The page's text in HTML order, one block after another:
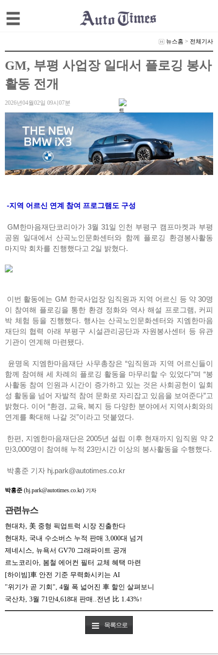
뉴스홈 > 전체기사
GM, 부평 사업장 일대서 플로깅 봉사
활동 전개
2026년04월02일 09시07분
-지역 어르신 연계 참여 프로그램도 구성
GM한마음재단코리아가 3월 31일 인천 부평구 캠프마켓과 부평
공원 일대에서 산곡노인문화센터와 함께 플로깅 환경봉사활동
마지막 회차를 진행했다고 2일 밝혔다.
이번 활동에는 GM 한국사업장 임직원과 지역 어르신 등 약 30명
이 참여해 플로깅을 통한 환경 정화와 역사 해설 프로그램, 커피
박 체험 등을 진행했다. 행사는 산곡노인문화센터와 지엠한마음
재단의 협력 아래 부평구 시설관리공단과 자원봉사센터 등 유관
기관이 연계해 마련됐다.
윤명옥 지엠한마음재단 사무총장은 “임직원과 지역 어르신들이
함께 참여해 세 차례의 플로깅 활동을 마무리할 수 있었다”며 “봉
사활동 참여 인원과 시간이 증가하고 있는 것은 사회공헌이 일회
성 활동을 넘어 자발적 참여 문화로 자리잡고 있음을 보여준다”고
밝혔다. 이어 “환경, 교육, 복지 등 다양한 분야에서 지역사회와의
연계를 확대해 나갈 것”이라고 덧붙였다.
한편, 지엠한마음재단은 2005년 설립 이후 현재까지 임직원 약 2
만3,000명이 참여해 누적 23만시간 이상의 봉사활동을 수행했다.
박홍준 기자 hj.park@autotimes.co.kr
박홍준 (hj.park@autotimes.co.kr) 기자
관련뉴스
현대차, 美 중형 픽업트럭 시장 진출한다
현대차, 국내 수소버스 누적 판매 3,000대 넘겨
제네시스, 뉴욕서 GV70 그래파이트 공개
르노코리아, 봄철 에어컨 필터 교체 혜택 마련
[하이빔]車 안전 기준 무력화시키는 AI
"위기가 곧 기회", 4월 폭 넓어진 車 할인 살펴보니
국산차, 3월 71만4,618대 판매..전년 比 1.43%↑
목록으로